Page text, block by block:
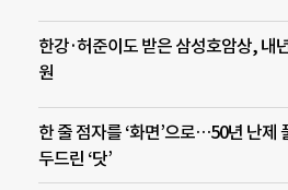
한강·허준이도 받은 삼성호암상, 내
원
한 줄 점자를 ‘화면’으로…50년 난제
두드린 ‘닷’